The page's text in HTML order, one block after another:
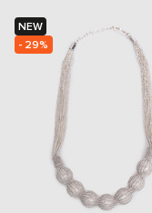
NEW
- 29%